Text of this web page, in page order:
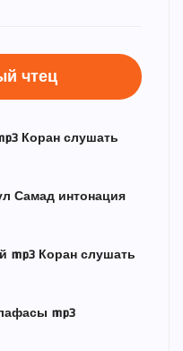
чтец
Коран слушать
Самад интонация
mp3 Коран слушать
mp3